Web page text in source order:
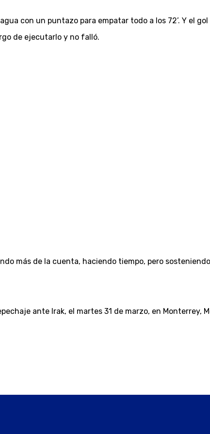
con un puntazo para empatar todo a los 72’. Y el
de ejecutarlo y no falló.
más de la cuenta, haciendo tiempo, pero
ante Irak, el martes 31 de marzo, en Monterrey,